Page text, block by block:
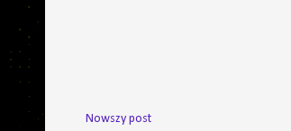
Nowszy post